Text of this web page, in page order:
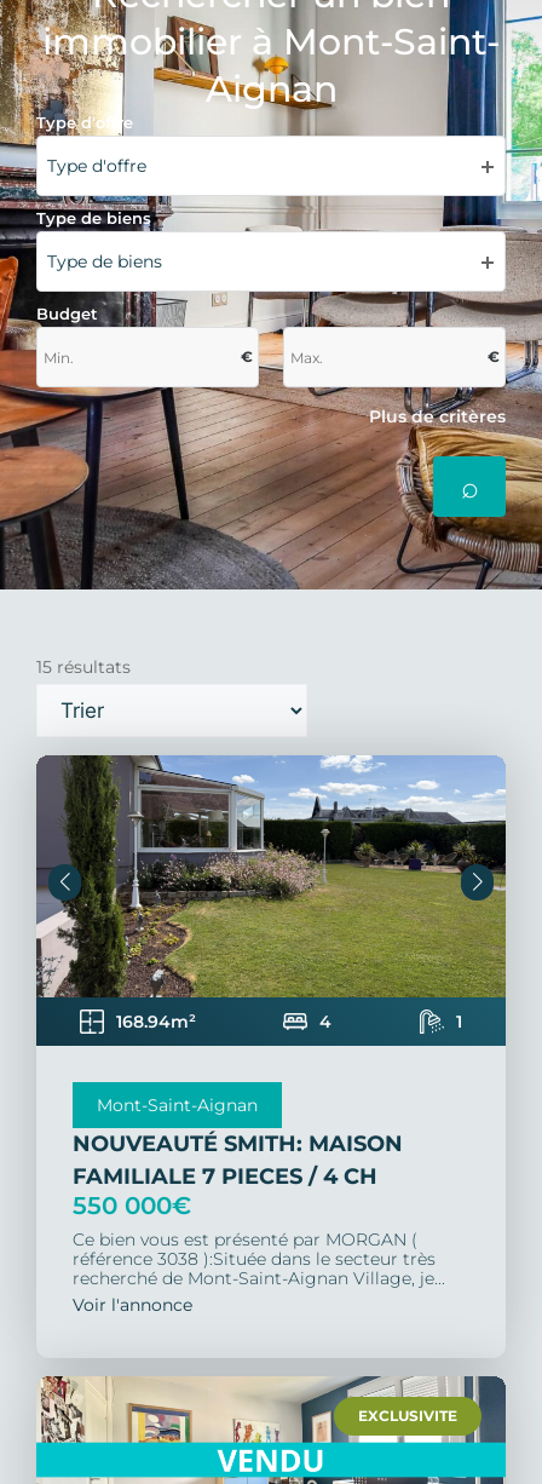
immobilier à Mont-Saint-
Aignan
Type d'offre
Type d'offre
Type de biens
Type de biens
Budget
€ €
Plus de critères
15 résultats
168.94m² 4 1
Mont-Saint-Aignan
NOUVEAUTÉ SMITH: MAISON
FAMILIALE 7 PIECES / 4 CH
550 000€
Ce bien vous est présenté par MORGAN (
référence 3038 ):Située dans le secteur très
recherché de Mont-Saint-Aignan Village, je...
Voir l'annonce
EXCLUSIVITE